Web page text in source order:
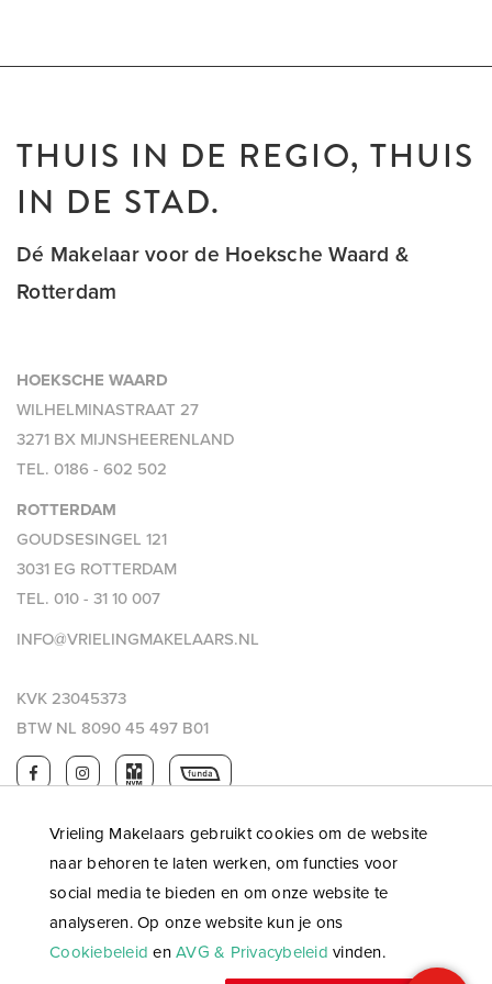
Vrieling Makelaars gebruikt cookies om de website
naar behoren te laten werken, om functies voor
social media te bieden en om onze website te
analyseren. Op onze website kun je ons
Cookiebeleid en AVG & Privacybeleid vinden.
voetbalvereniging en is het voorzien van goede scholen en
Binnenmaas’ dat regionale bekendheid geniet met allerlei
uitvalswegen en het openbaar vervoer zorgen voor een
is dat zelfs nog sneller. Het is fijn wonen in Mijnsheerenland.
Met de rust, de veiligheid, de ruimte en de natuur van een
dorp en de nabijheid van een grote stad.
ENTHOUSIAST?
Maak gerust een afspraak voor een vrijblijvende bezichtiging.
Dat is mogelijk tijdens kantooruren, maar ook ’s avonds en
op zaterdag. Bekijk onze website voor extra informatie over
dan ook om je eigen NVM-aankoopmakelaar mee te nemen.
TOT SLOT
Deze presentatie is met zorg samengesteld, onder andere
(maar niet uitsluitend) aan de hand van de door
opdrachtgever (verkoper/verhuurder) aan makelaar verstrekte
gegevens en tekeningen. Desondanks kunnen aan deze
THUIS IN DE REGIO, THUIS
IN DE STAD.
Dé Makelaar voor de Hoeksche Waard &
Rotterdam
HOEKSCHE WAARD
WILHELMINASTRAAT 27
3271 BX MIJNSHEERENLAND
TEL. 0186 - 602 502
ROTTERDAM
GOUDSESINGEL 121
3031 EG ROTTERDAM
TEL. 010 - 31 10 007
INFO@VRIELINGMAKELAARS.NL
KVK 23045373
BTW NL 8090 45 497 B01